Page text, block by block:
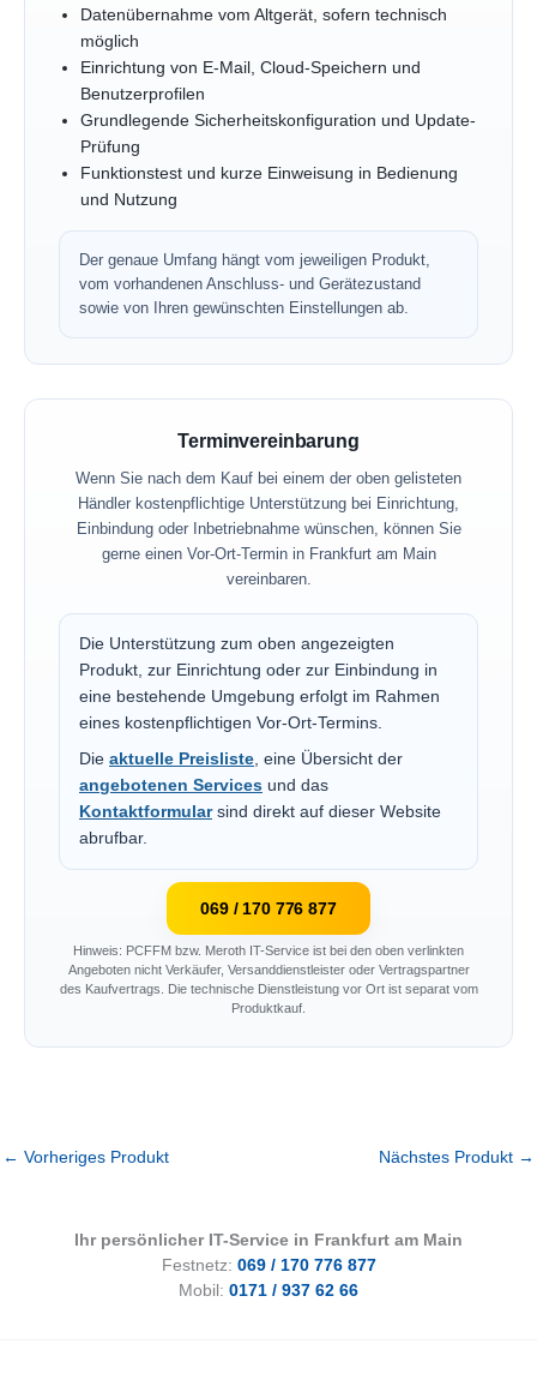
Datenübernahme vom Altgerät, sofern technisch
möglich
Einrichtung von E-Mail, Cloud-Speichern und
Benutzerprofilen
Grundlegende Sicherheitskonfiguration und Update-
Prüfung
Funktionstest und kurze Einweisung in Bedienung
und Nutzung
Der genaue Umfang hängt vom jeweiligen Produkt,
vom vorhandenen Anschluss- und Gerätezustand
sowie von Ihren gewünschten Einstellungen ab.
Terminvereinbarung
Wenn Sie nach dem Kauf bei einem der oben gelisteten
Händler kostenpflichtige Unterstützung bei Einrichtung,
Einbindung oder Inbetriebnahme wünschen, können Sie
gerne einen Vor-Ort-Termin in Frankfurt am Main
vereinbaren.
Die Unterstützung zum oben angezeigten
Produkt, zur Einrichtung oder zur Einbindung in
eine bestehende Umgebung erfolgt im Rahmen
eines kostenpflichtigen Vor-Ort-Termins.
Die aktuelle Preisliste, eine Übersicht der
angebotenen Services und das
Kontaktformularsind direkt auf dieser Website
abrufbar.
069 / 170 776 877
Hinweis: PCFFM bzw. Meroth IT-Service ist bei den oben verlinkten
Angeboten nicht Verkäufer, Versanddienstleister oder Vertragspartner
des Kaufvertrags. Die technische Dienstleistung vor Ort ist separat vom
Produktkauf.
← Vorheriges Produkt Nächstes Produkt →
Ihr persönlicher IT-Service in Frankfurt am Main
Festnetz: 069 / 170 776 877
Mobil: 0171 / 937 62 66